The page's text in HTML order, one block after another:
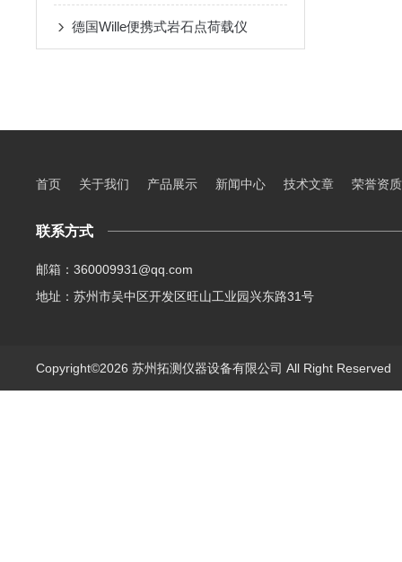
德国Wille便携式岩石点荷载仪
首页 关于我们 产品展示 新闻中心 技术文章 荣誉资质
联系方式
邮箱：360009931@qq.com
地址：苏州市吴中区开发区旺山工业园兴东路31号
Copyright©2026 苏州拓测仪器设备有限公司 All Right